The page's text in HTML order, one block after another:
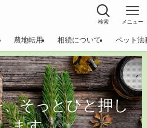
検索 メニュー
農地転用 相続について ペット法
そっとひと押し